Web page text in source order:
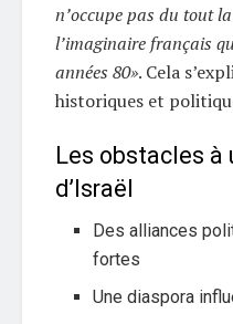
n’occupe pas du tout
l’imaginaire français
années 80». Cela
historiques et
Les obstacles à
d’Israël
Des alliances
fortes
Une diaspora